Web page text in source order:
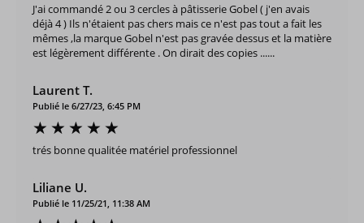
J'ai commandé 2 ou 3 cercles à pâtisserie Gobel ( j'en avais
déjà 4 ) Ils n'étaient pas chers mais ce n'est pas tout a fait les
mêmes ,la marque Gobel n'est pas gravée dessus et la matière
est légèrement différente . On dirait des copies ......
Laurent T.
Publié le 6/27/23, 6:45 PM
trés bonne qualitée matériel professionnel
Liliane U.
Publié le 11/25/21, 11:38 AM